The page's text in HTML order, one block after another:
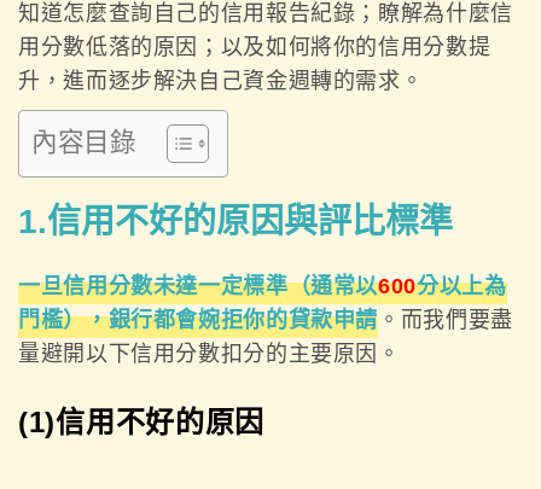
知道怎麼查詢自己的信用報告紀錄；瞭解為什麼信
用分數低落的原因；以及如何將你的信用分數提
升，進而逐步解決自己資金週轉的需求。
內容目錄
1.信用不好的原因與評比標準
一旦信用分數未達一定標準（通常以600分以上為
門檻），銀行都會婉拒你的貸款申請 。而我們要盡
量避開以下信用分數扣分的主要原因。
(1)信用不好的原因